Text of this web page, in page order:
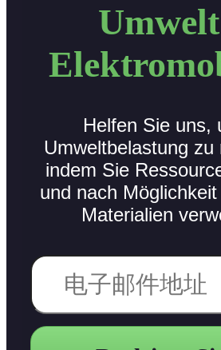
Helfen Sie uns,
Umweltbelastung zu
indem Sie
und nach
Materialien